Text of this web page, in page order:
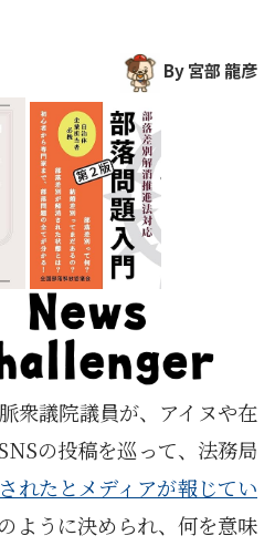
By 宮部 龍彦
衆議院議員が、アイヌや在
の投稿を巡って、法務局
れたとメディアが報じてい
ように決められ、何を意味